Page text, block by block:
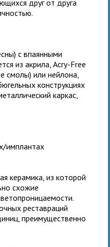
друг от друга
с впаянными
из акрила, Acry-Free
смолы) или нейлона,
конструкциях
каркас,
имплантах
керамика, из которой
схожие
реставраций
преимущественно